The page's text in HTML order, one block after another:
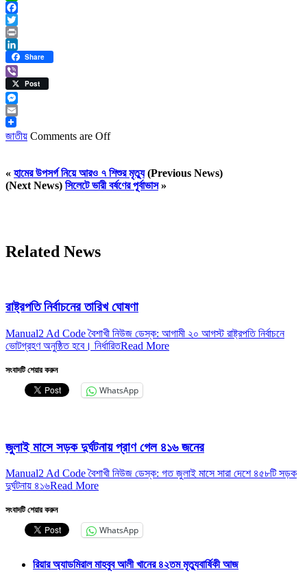
WhatsApp
Facebook
Twitter
Print
LinkedIn
Share
ViberPost
Messenger
Email
জাতীয় Comments are Off
« হামের উপসর্গ নিয়ে আরও ৭ শিশুর মৃত্যু(Previous News)
(Next News) সিলেটে ভারী বর্ষণের পূর্বাভাস»
Related News
রাষ্ট্রপতি নির্বাচনের তারিখ ঘোষণা
Manual2 Ad Code বৈশাখী নিউজ ডেস্ক: আগামী ২০ আগস্ট রাষ্ট্রপতি নির্বাচনে
ভোটগ্রহণ অনুষ্ঠিত হবে। নির্ধারিতRead More
সংবাদটি শেয়ার করুন
WhatsApp
জুলাই মাসে সড়ক দুর্ঘটনায় প্রাণ গেল ৪১৬ জনের
Manual2 Ad Code বৈশাখী নিউজ ডেস্ক: গত জুলাই মাসে সারা দেশে ৪৫৮টি সড়ক
দুর্ঘটনায় ৪১৬Read More
সংবাদটি শেয়ার করুন
WhatsApp
রিয়ার অ্যাডমিরাল মাহবুব আলী খানের ৪২তম মৃত্যুবার্ষিকী আজ